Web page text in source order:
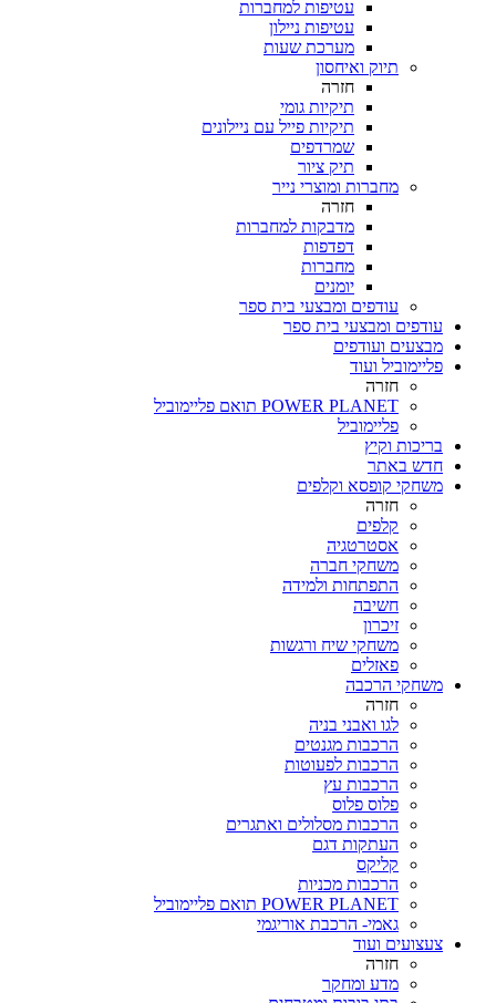
עטיפות למחברות
עטיפות ניילון
מערכת שעות
תיוק ואיחסון
חזרה
תיקיות גומי
תיקיות פייל עם ניילונים
שמרדפים
תיק ציור
מחברות ומוצרי נייר
חזרה
מדבקות למחברות
דפדפות
מחברות
יומנים
עודפים ומבצעי בית ספר
עודפים ומבצעי בית ספר
מבצעים ועודפים
פליימוביל ועוד
חזרה
POWER PLANET תואם פליימוביל
פליימוביל
בריכות וקיץ
חדש באתר
משחקי קופסא וקלפים
חזרה
קלפים
אסטרטגיה
משחקי חברה
התפתחות ולמידה
חשיבה
זיכרון
משחקי שיח ורגשות
פאזלים
משחקי הרכבה
חזרה
לגו ואבני בניה
הרכבות מגנטים
הרכבות לפעוטות
הרכבות עץ
פלוס פלוס
הרכבות מסלולים ואתגרים
העתקות דגם
קליקס
הרכבות מכניות
POWER PLANET תואם פליימוביל
גאמי- הרכבת אוריגמי
צעצועים ועוד
חזרה
מדע ומחקר